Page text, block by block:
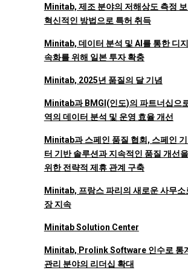
Minitab, 제조 분야의 저해상도 측정
혁신적인 방법으로 특허 취득
Minitab, 데이터 분석 및 AI를 통한 디
속화를 위해 일본 투자 확충
Minitab, 2025년 품질의 달 기념
Minitab과 BMGI(인도)의 파트너십으
역의 데이터 분석 및 운영 효율 개선
Minitab과 스페인 품질 협회, 스페인 기
터 기반 솔루션과 지속적인 품질 개선
위한 전략적 제휴 관계 구축
Minitab, 프랑스 파리의 새로운 사무소
장 지속
Minitab Solution Center
Minitab, Prolink Software 인수로 통
관리 분야의 리더십 확대